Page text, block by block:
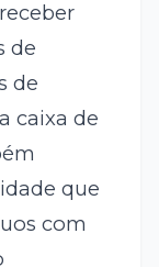
de
de
caixa de
que
com